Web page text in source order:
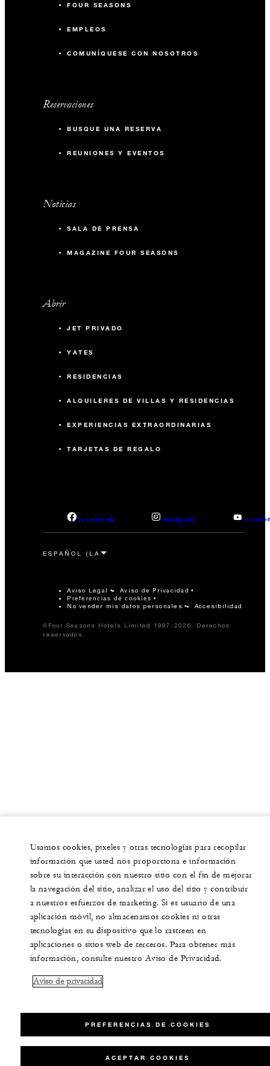
FOUR SEASONS
EMPLEOS
COMUNÍQUESE CON NOSOTROS
Reservaciones
BUSQUE UNA RESERVA
REUNIONES Y EVENTOS
Noticias
SALA DE PRENSA
MAGAZINE FOUR SEASONS
Abrir
JET PRIVADO
YATES
RESIDENCIAS
ALQUILERES DE VILLAS Y RESIDENCIAS
EXPERIENCIAS EXTRAORDINARIAS
TARJETAS DE REGALO
facebook instagram
Aviso Legal Aviso de Privacidad
Preferencias de cookies
No vender mis datos personales Accesibilidad
©Four Seasons Hotels Limited 1997-2026. Derechos
reservados.
Usamos cookies, pixeles y otras tecnologías para recopilar
información que usted nos proporciona e información
sobre su interacción con nuestro sitio con el fin de mejorar
la navegación del sitio, analizar el uso del sitio y contribuir
a nuestros esfuerzos de marketing. Si es usuario de una
aplicación móvil, no almacenamos cookies ni otras
tecnologías en su dispositivo que lo rastreen en
aplicaciones o sitios web de terceros. Para obtener más
información, consulte nuestro Aviso de Privacidad.
Aviso de privacidad
PREFERENCIAS DE COOKIES
ACEPTAR COOKIES